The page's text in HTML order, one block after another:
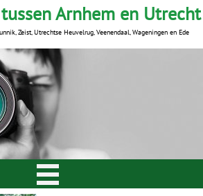
Arnhem en Utrecht
Zeist, Utrechtse Heuvelrug, Veenendaal, Wageningen en Ede